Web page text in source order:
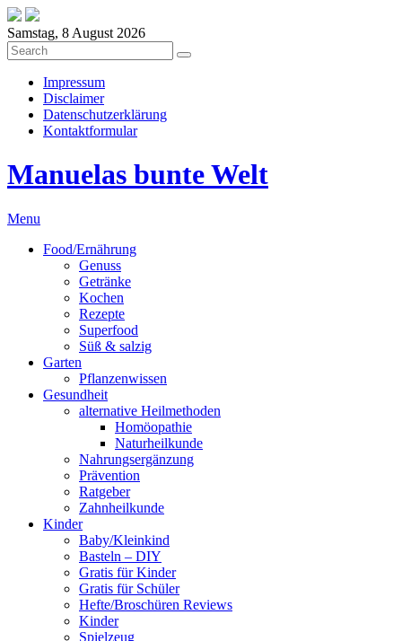
Samstag, 8 August 2026
Impressum
Disclaimer
Datenschutzerklärung
Kontaktformular
Manuelas bunte Welt
Menu
Food/Ernährung
Genuss
Getränke
Kochen
Rezepte
Superfood
Süß & salzig
Garten
Pflanzenwissen
Gesundheit
alternative Heilmethoden
Homöopathie
Naturheilkunde
Nahrungsergänzung
Prävention
Ratgeber
Zahnheilkunde
Kinder
Baby/Kleinkind
Basteln – DIY
Gratis für Kinder
Gratis für Schüler
Hefte/Broschüren Reviews
Kinder
Spielzeug